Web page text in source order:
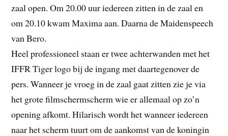
zaal open. Om 20.00 uur iedereen zitten in de zaal en
om 20.10 kwam Maxima aan. Daarna de Maidenspeech
van Bero.
Heel professioneel staan er twee achterwanden met het
IFFR Tiger logo bij de ingang met daartegenover de
pers. Wanneer je vroeg in de zaal gaat zitten zie je via
het grote filmschermscherm wie er allemaal op zo’n
opening afkomt. Hilarisch wordt het wanneer iedereen
naar het scherm tuurt om de aankomst van de koningin